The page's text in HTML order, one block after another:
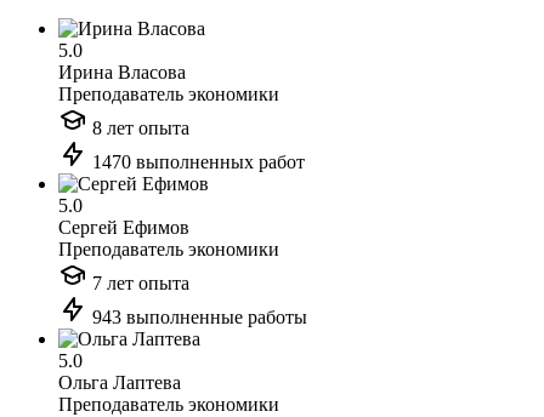
5.0
Ирина Власова
Преподаватель экономики
8 лет опыта
1470 выполненных работ
5.0
Сергей Ефимов
Преподаватель экономики
7 лет опыта
943 выполненные работы
5.0
Ольга Лаптева
Преподаватель экономики